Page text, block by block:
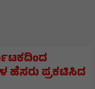
ಹೆಸರು ಪ್ರಕಟಿಸಿದ